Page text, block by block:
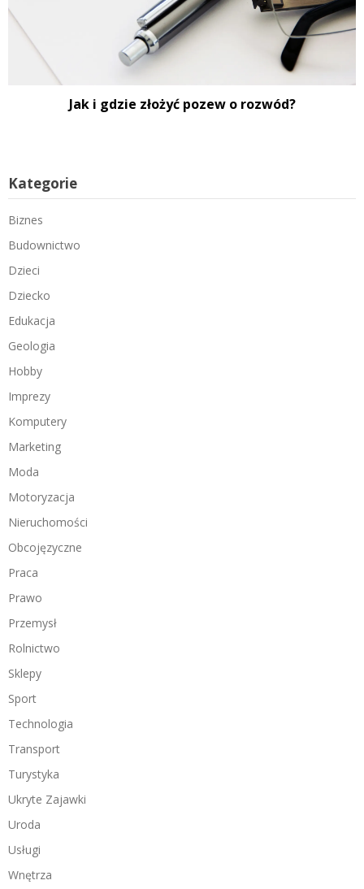
Jak i gdzie złożyć pozew o rozwód?
Kategorie
Biznes
Budownictwo
Dzieci
Dziecko
Edukacja
Geologia
Hobby
Imprezy
Komputery
Marketing
Moda
Motoryzacja
Nieruchomości
Obcojęzyczne
Praca
Prawo
Przemysł
Rolnictwo
Sklepy
Sport
Technologia
Transport
Turystyka
Ukryte Zajawki
Uroda
Usługi
Wnętrza